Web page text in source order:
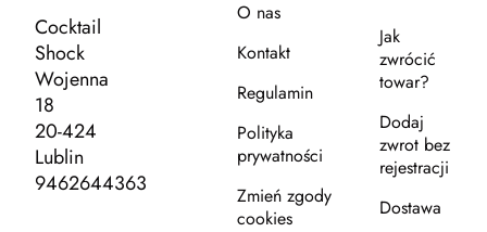
Cocktail
Shock
Wojenna
18
20-424
Lublin
9462644363
O nas
Kontakt
Regulamin
Polityka
prywatności
Zmień zgody
cookies
Jak
zwrócić
towar?
Dodaj
zwrot bez
rejestracji
Dostawa